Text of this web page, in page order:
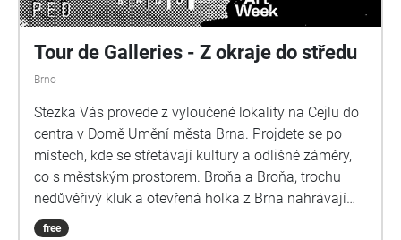
Tour de Galleries - Z okraje do středu
Brno
Stezka Vás provede z vyloučené lokality na Cejlu do
centra v Domě Umění města Brna. Projdete se po
místech, kde se střetávají kultury a odlišné záměry,
co s městským prostorem. Broňa a Broňa, trochu
nedůvěřivý kluk a otevřená holka z Brna nahrávají
pořad pro školní skupinu, ale trochu se jim to cestou
free